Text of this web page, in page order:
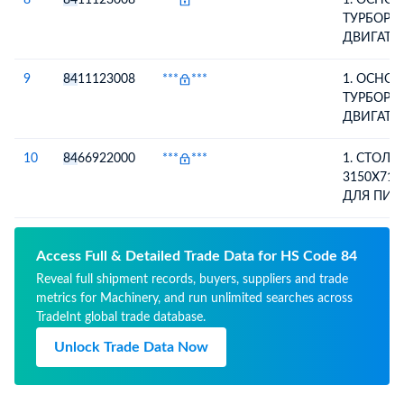
СЛУЖИТ
УРОВЕНЬ
НЕ
9 8411123008 *** ***
1.
СЛУЖИТ
10 8466922000 *** ***
1. СТОЛ
ДЛЯ
Access Full & Detailed Trade Data for HS Code 84
Reveal full shipment records, buyers, suppliers and trade
metrics for Machinery, and run unlimited searches across
TradeInt global trade database.
Unlock Trade Data Now